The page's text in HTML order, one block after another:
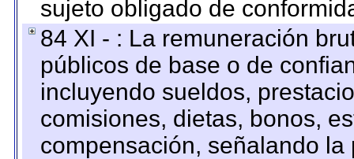
sujeto obligado de
84 XI - : La remuneración
públicos de base o de
incluyendo sueldos,
comisiones, dietas, bonos,
compensación, señalando